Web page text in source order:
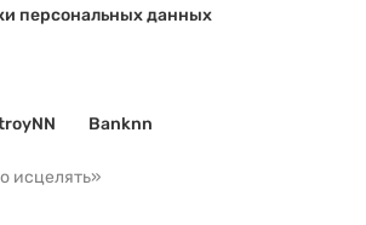
персональных данных
Banknn
исцелять»